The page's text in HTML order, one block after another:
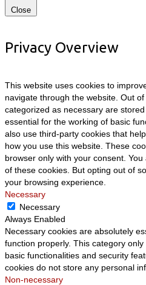
Close
Privacy Overview
This website uses cookies to
navigate through the website. Out
categorized as necessary are
essential for the working of basic
also use third-party cookies that
how you use this website. These
browser only with your consent.
of these cookies. But opting out of
your browsing experience.
Necessary
Necessary
Always Enabled
Necessary cookies are absolutely
function properly. This category
basic functionalities and security
cookies do not store any personal
Non-necessary